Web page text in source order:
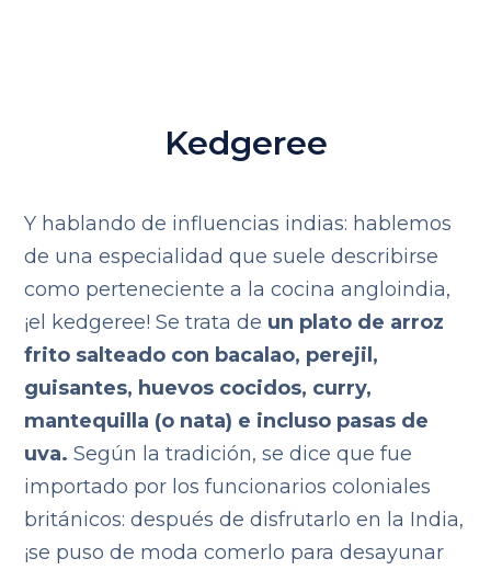
Kedgeree
Y hablando de influencias indias: hablemos
de una especialidad que suele describirse
como perteneciente a la cocina angloindia,
¡el kedgeree! Se trata de un plato de arroz
frito salteado con bacalao, perejil,
guisantes, huevos cocidos, curry,
mantequilla (o nata) e incluso pasas de
uva.Según la tradición, se dice que fue
importado por los funcionarios coloniales
británicos: después de disfrutarlo en la India,
¡se puso de moda comerlo para desayunar